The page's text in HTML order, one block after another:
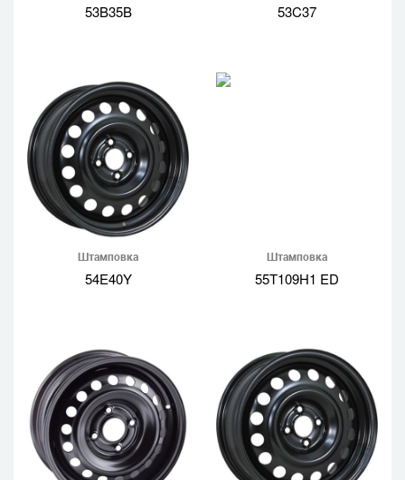
53B35B 53C37
Штамповка
54E40Y
Штамповка
55T109H1 ED